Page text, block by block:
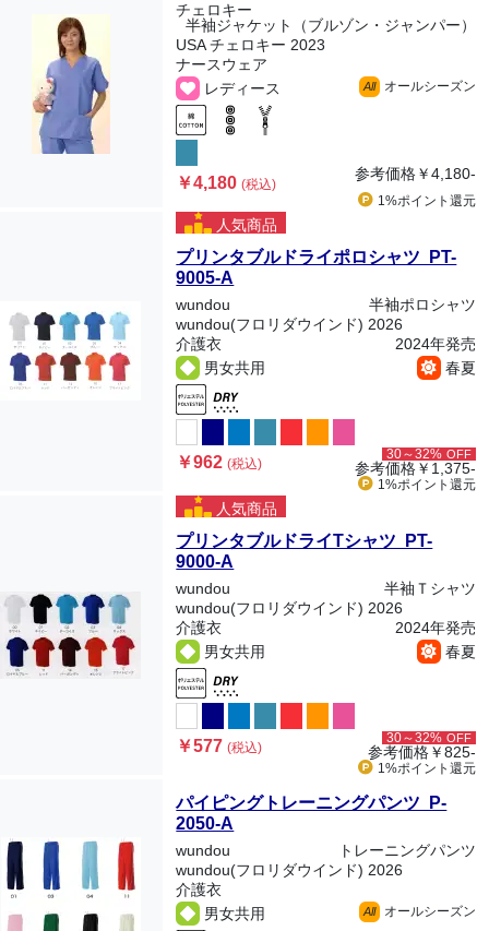
チェロキー
半袖ジャケット（ブルゾン・ジャンパー）
USA チェロキー 2023
ナースウェア
レディース
All オールシーズン
￥4,180(税込)
参考価格￥4,180-
1%ポイント 還元
人気商品
プリンタブルドライポロシャツ PT-
9005-A
wundou
半袖ポロシャツ
wundou(フロリダウインド) 2026
介護衣
2024年発売
男女共用
春夏
￥962(税込)
30～32% OFF
参考価格￥1,375-
1%ポイント 還元
人気商品
プリンタブルドライTシャツ PT-
9000-A
wundou
半袖Ｔシャツ
wundou(フロリダウインド) 2026
介護衣
2024年発売
男女共用
春夏
￥577(税込)
30～32% OFF
参考価格￥825-
1%ポイント 還元
パイピングトレーニングパンツ P-
2050-A
wundou
トレーニングパンツ
wundou(フロリダウインド) 2026
介護衣
男女共用
All オールシーズン